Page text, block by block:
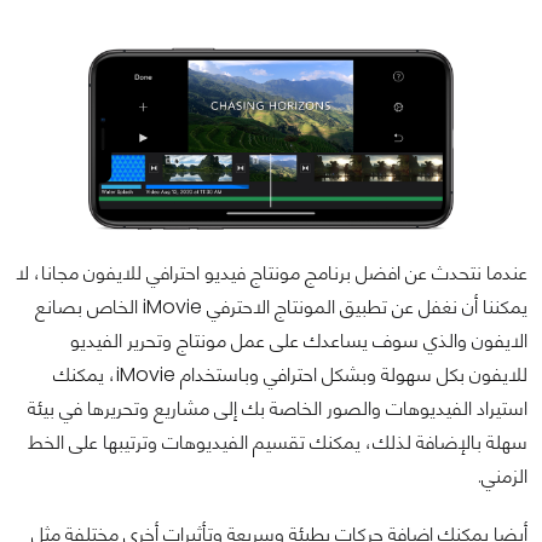
عندما نتحدث عن افضل برنامج مونتاج فيديو احترافي للايفون مجانا، لا
يمكننا أن نغفل عن تطبيق المونتاج الاحترفي iMovie الخاص بصانع
الايفون والذي سوف يساعدك على عمل مونتاج وتحرير الفيديو
للايفون بكل سهولة وبشكل احترافي وباستخدام iMovie، يمكنك
استيراد الفيديوهات والصور الخاصة بك إلى مشاريع وتحريرها في بيئة
سهلة بالإضافة لذلك، يمكنك تقسيم الفيديوهات وترتيبها على الخط
الزمني.
أيضا يمكنك إضافة حركات بطيئة وسريعة وتأثيرات أخرى مختلفة مثل